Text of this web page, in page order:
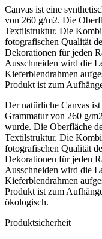
Canvas ist eine
von 260 g/m2. Die
Textilstruktur. Die
fotografischen Qualität
Dekorationen für jeden
Ausschneiden wird die
Kieferblendrahmen
Produkt ist zum
Der natürliche Canvas
Grammatur von 260 g/
wurde. Die Oberfläche
Textilstruktur. Die
fotografischen Qualität
Dekorationen für jeden
Ausschneiden wird die
Kieferblendrahmen
Produkt ist zum
ökologisch.
Produktsicherheit